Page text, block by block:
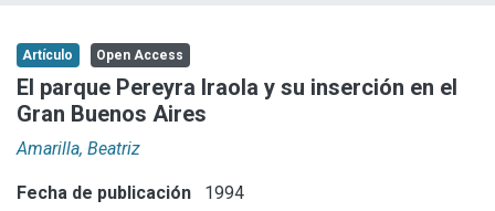
Aportar material
Statistics
Artículo Open Access
El parque Pereyra Iraola y su inserción en el
Gran Buenos Aires
Amarilla, Beatriz
Fecha de publicación 1994